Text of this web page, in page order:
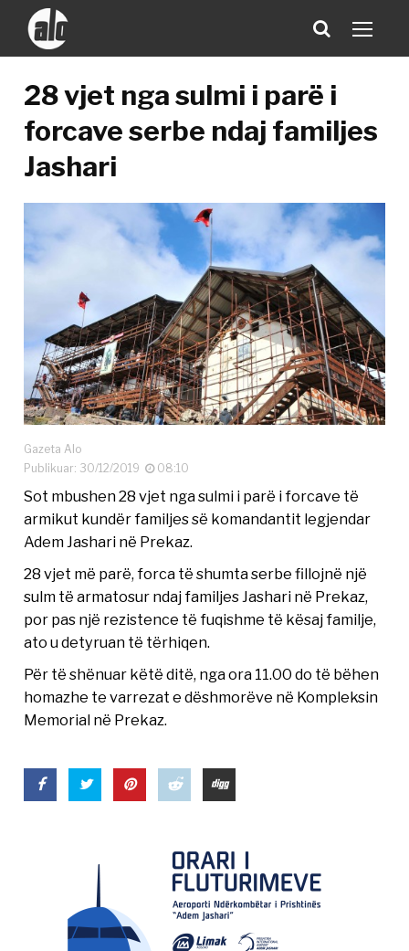
28 vjet nga sulmi i parë i
forcave serbe ndaj familjes
Jashari
Gazeta Alo
Publikuar: 30/12/2019
08:10
Sot mbushen 28 vjet nga sulmi i parë i forcave të
armikut kundër familjes së komandantit legjendar
Adem Jashari në Prekaz.
28 vjet më parë, forca të shumta serbe fillojnë një
sulm të armatosur ndaj familjes Jashari në Prekaz,
por pas një rezistence të fuqishme të kësaj familje,
ato u detyruan të tërhiqen.
Për të shënuar këtë ditë, nga ora 11.00 do të bëhen
homazhe te varrezat e dëshmorëve në Kompleksin
Memorial në Prekaz.